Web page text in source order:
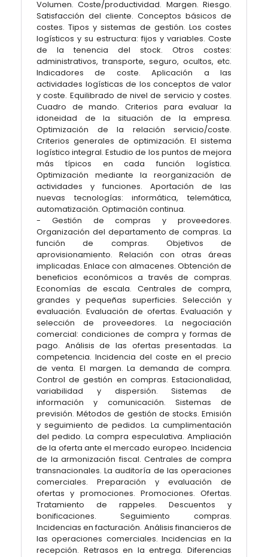
Volumen. Coste/productividad. Margen. Riesgo.
Satisfacción del cliente. Conceptos básicos de
costes. Tipos y sistemas de gestión. Los costes
logísticos y su estructura: fijos y variables. Coste
de la tenencia del stock. Otros costes:
administrativos, transporte, seguro, ocultos, etc.
Indicadores de coste. Aplicación a las
actividades logísticas de los conceptos de valor
y coste. Equilibrado de nivel de servicio y costes.
Cuadro de mando. Criterios para evaluar la
idoneidad de la situación de la empresa.
Optimización de la relación servicio/coste.
Criterios generales de optimización. El sistema
logístico integral. Estudio de los puntos de mejora
más típicos en cada función logística.
Optimización mediante la reorganización de
actividades y funciones. Aportación de las
nuevas tecnologías: informática, telemática,
automatización. Optimación continua.
- Gestión de compras y proveedores.
Organización del departamento de compras. La
función de compras. Objetivos de
aprovisionamiento. Relación con otras áreas
implicadas. Enlace con almacenes. Obtención de
beneficios económicos a través de compras.
Economías de escala. Centrales de compra,
grandes y pequeñas superficies. Selección y
evaluación. Evaluación de ofertas. Evaluación y
selección de proveedores. La negociación
comercial: condiciones de compra y formas de
pago. Análisis de las ofertas presentadas. La
competencia. Incidencia del coste en el precio
de venta. El margen. La demanda de compra.
Control de gestión en compras. Estacionalidad,
variabilidad y dispersión. Sistemas de
información y comunicación. Sistemas de
previsión. Métodos de gestión de stocks. Emisión
y seguimiento de pedidos. La cumplimentación
del pedido. La compra especulativa. Ampliación
de la oferta ante el mercado europeo. Incidencia
de la armonización fiscal. Centrales de compra
transnacionales. La auditoría de las operaciones
comerciales. Preparación y evaluación de
ofertas y promociones. Promociones. Ofertas.
Tratamiento de rappeles. Descuentos y
bonificaciones. Seguimiento compras.
Incidencias en facturación. Análisis financieros de
las operaciones comerciales. Incidencias en la
recepción. Retrasos en la entrega. Diferencias